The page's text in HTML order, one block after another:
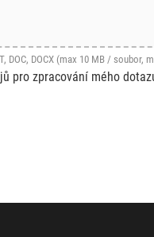
DOC, DOCX (max 10 MB / soubor,
pro zpracování mého